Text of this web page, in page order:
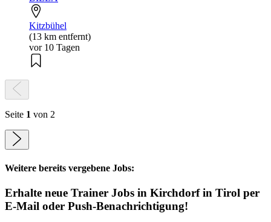
Kitzbühel
(13 km entfernt)
vor 10 Tagen
Seite 1 von 2
Weitere bereits vergebene Jobs:
Erhalte neue Trainer Jobs in Kirchdorf in Tirol per
E-Mail oder Push-Benachrichtigung!